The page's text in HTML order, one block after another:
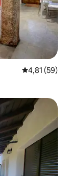
Povprečna
4,81 (59)